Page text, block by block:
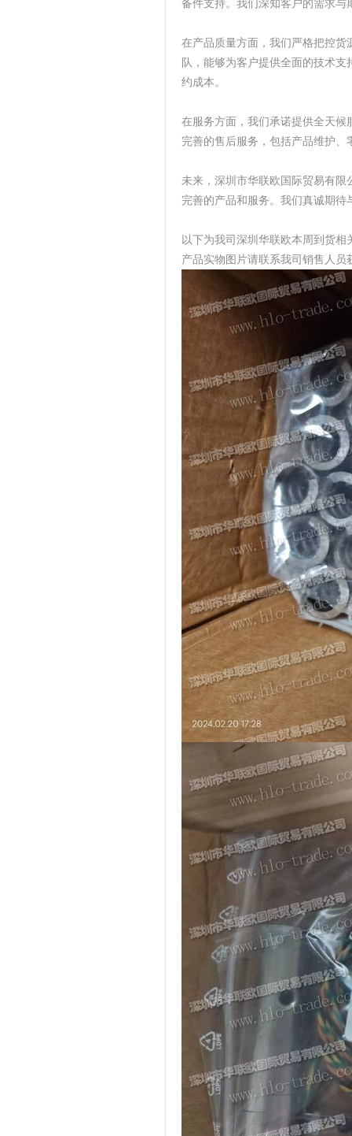
备件支持。我们深知客户的需求与
在产品质量方面，我们严格把控
队，能够为客户提供全面的技术
约成本。
在服务方面，我们承诺提供全天
完善的售后服务，包括产品维护
未来，深圳市华联欧国际贸易有限
完善的产品和服务。我们真诚期
以下为我司深圳华联欧本周到货
产品实物图片请联系我司销售人员